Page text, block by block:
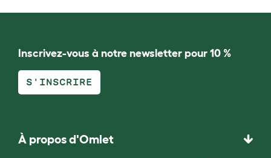
Inscrivez-vous à notre newsletter pour 10 %
S'INSCRIRE
À propos d'Omlet